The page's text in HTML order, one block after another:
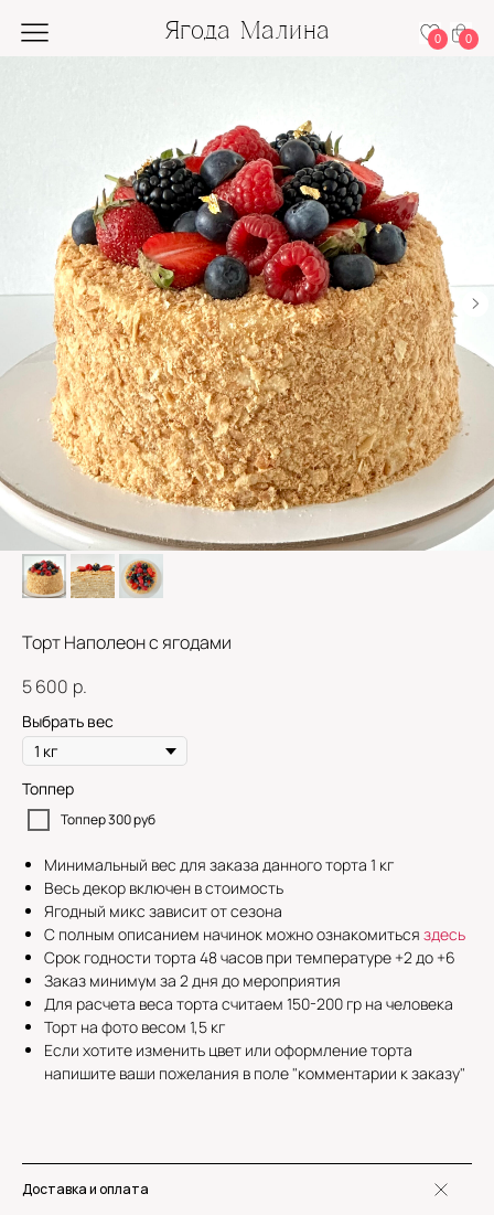
0
0
Ягода Малина
Торт Наполеон с ягодами
5 600 р.
Выбрать вес
Топпер
Топпер 300 руб
Минимальный вес для заказа данного торта 1 кг
Весь декор включен в стоимость
Ягодный микс зависит от сезона
С полным описанием начинок можно ознакомиться здесь
Срок годности торта 48 часов при температуре +2 до +6
Заказ минимум за 2 дня до мероприятия
Для расчета веса торта считаем 150-200 гр на человека
Торт на фото весом 1,5 кг
Если хотите изменить цвет или оформление торта
напишите ваши пожелания в поле "комментарии к заказу"
Доставка и оплата